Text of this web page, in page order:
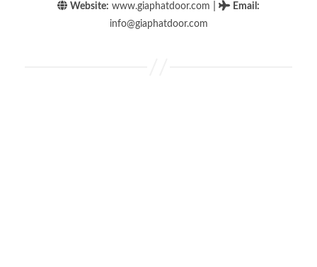
Website: www.giaphatdoor.com Email :
info@giaphatdoor.com